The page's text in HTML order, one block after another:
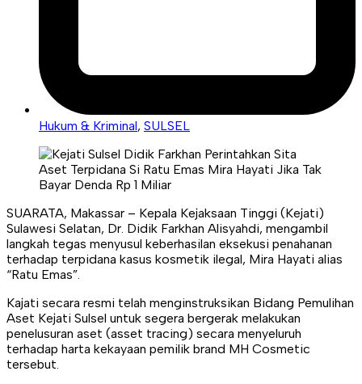
Hukum & Kriminal, SULSEL
SUARATA, Makassar – Kepala Kejaksaan Tinggi (Kejati)
Sulawesi Selatan, Dr. Didik Farkhan Alisyahdi, mengambil
langkah tegas menyusul keberhasilan eksekusi penahanan
terhadap terpidana kasus kosmetik ilegal, Mira Hayati alias
“Ratu Emas”.
Kajati secara resmi telah menginstruksikan Bidang Pemulihan
Aset Kejati Sulsel untuk segera bergerak melakukan
penelusuran aset (asset tracing) secara menyeluruh
terhadap harta kekayaan pemilik brand MH Cosmetic
tersebut.